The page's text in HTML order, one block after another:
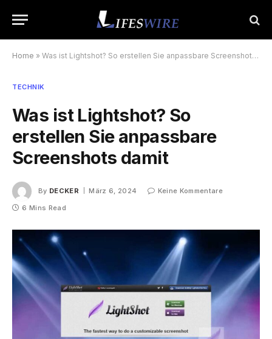
Home » Was ist Lightshot? So erstellen Sie anpassbare Screenshots damit
TECHNIK
Was ist Lightshot? So
erstellen Sie anpassbare
Screenshots damit
By DECKER März 6, 2024
Keine Kommentare
6 Mins Read